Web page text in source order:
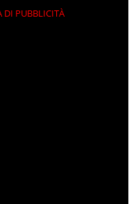
DI PUBBLICITÀ